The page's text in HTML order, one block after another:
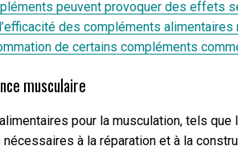
peuvent provoquer des effets
des compléments
de certains compléments
musculaire
pour la musculation, tels
à la réparation et à la